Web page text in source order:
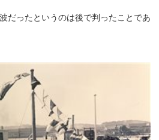
だったというのは後で判ったことであ